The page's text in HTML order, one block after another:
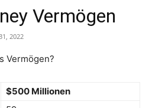
Vermögen
2022
Vermögen?
$500 Millionen